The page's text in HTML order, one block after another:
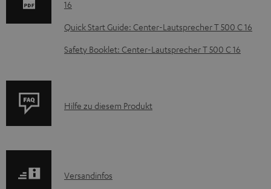
u
m
e
e
H
16
Quick Start Guide: Center-Lautsprecher T 500 C 16
Safety Booklet: Center-Lautsprecher T 500 C 16
P
u
Hilfe zu diesem Produkt
I
Versandinfos